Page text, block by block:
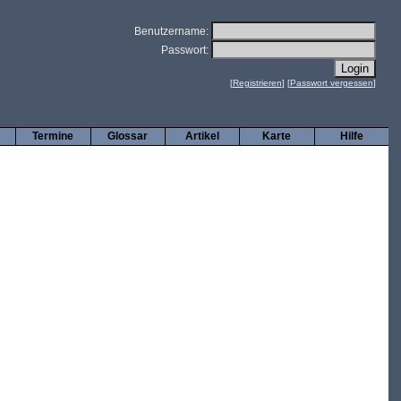
Benutzername:
Passwort:
[Registrieren] [Passwort vergessen]
Hilfe
Karte
Artikel
Glossar
Termine